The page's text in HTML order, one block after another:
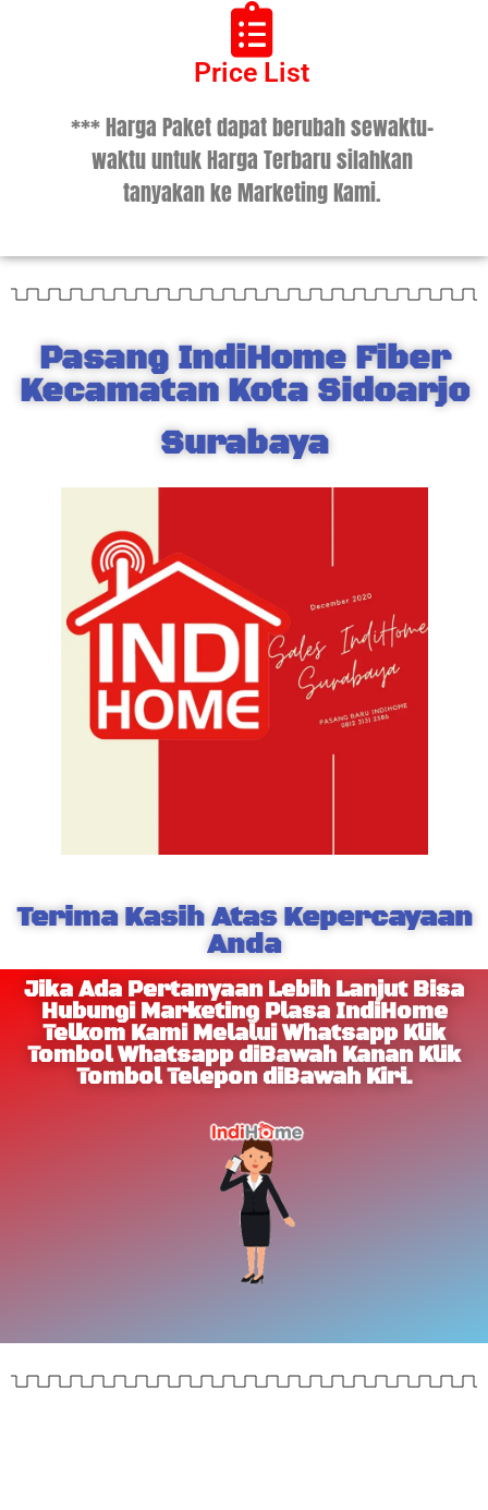
Price List
*** Harga Paket dapat berubah sewaktu-
waktu untuk Harga Terbaru silahkan
tanyakan ke Marketing Kami.
Pasang IndiHome Fiber
Kecamatan Kota Sidoarjo
Surabaya
Terima Kasih Atas Kepercayaan
Anda
Jika Ada Pertanyaan Lebih Lanjut Bisa
Hubungi Marketing Plasa IndiHome
Telkom Kami Melalui Whatsapp Klik
Tombol Whatsapp diBawah Kanan Klik
Tombol Telepon diBawah Kiri.